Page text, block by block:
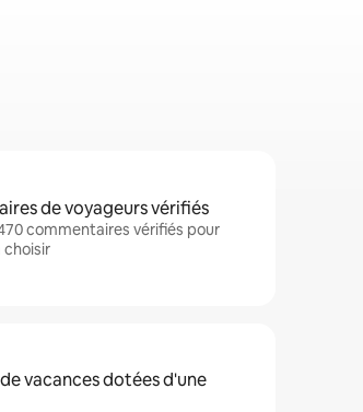
de voyageurs vérifiés
commentaires vérifiés pour
choisir
vacances dotées d'une